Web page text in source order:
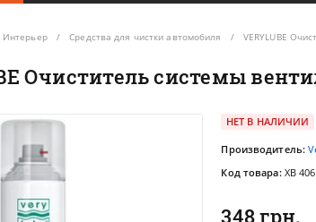
Интерьер Средства для чистки автомобиля VERYLUBE
Очиститель системы
НЕТ В НАЛИЧИИ
Производитель:
Код товара: XB
348 грн.